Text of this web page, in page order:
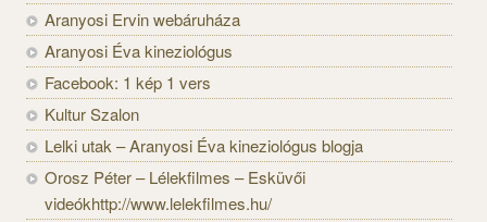
Aranyosi Ervin webáruháza
Aranyosi Éva kineziológus
Facebook: 1 kép 1 vers
Kultur Szalon
Lelki utak – Aranyosi Éva kineziológus blogja
Orosz Péter – Lélekfilmes – Esküvői
videókhttp://www.lelekfilmes.hu/